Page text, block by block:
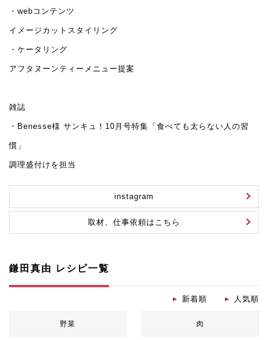
・webコンテンツ
イメージカットスタイリング
・ケータリング
アフタヌーンティーメニュー提案
雑誌
・Benesse様 サンキュ！10月号特集「食べても太らない人の習
慣」
調理盛付けを担当
instagram
取材、仕事依頼はこちら
鎌田真由 レシピ一覧
新着順 人気順
野菜 肉